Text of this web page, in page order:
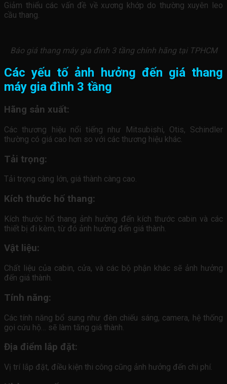
Giảm thiểu các vấn đề về xương khớp do thường xuyên leo
cầu thang.
Báo giá thang máy gia đình 3 tầng chính hãng tại TPHCM
Các yếu tố ảnh hưởng đến giá thang
máy gia đình 3 tầng
Hãng sản xuất:
Các thương hiệu nổi tiếng như Mitsubishi, Otis, Schindler
thường có giá cao hơn so với các thương hiệu khác.
Tải trọng:
Tải trọng càng lớn, giá thành càng cao.
Kích thước hố thang:
Kích thước hố thang ảnh hưởng đến kích thước cabin và các
thiết bị đi kèm, từ đó ảnh hưởng đến giá thành.
Vật liệu:
Chất liệu của cabin, cửa, và các bộ phận khác sẽ ảnh hưởng
đến giá thành.
Tính năng:
Các tính năng bổ sung như đèn chiếu sáng, camera, hệ thống
gọi cứu hộ… sẽ làm tăng giá thành.
Địa điểm lắp đặt:
Vị trí lắp đặt, điều kiện thi công cũng ảnh hưởng đến chi phí.